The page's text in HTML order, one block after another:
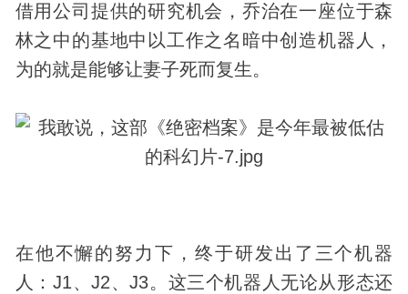
借用公司提供的研究机会，乔治在一座位于森
林之中的基地中以工作之名暗中创造机器人，
为的就是能够让妻子死而复生。
在他不懈的努力下，终于研发出了三个机器
人：J1、J2、J3。这三个机器人无论从形态还